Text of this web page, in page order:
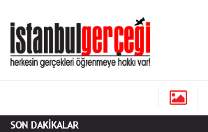
SON DAKİKALAR